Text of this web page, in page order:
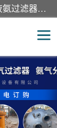
廊坊盛耀过滤设备有限公司主营产品：液氨过滤器、沼气过滤器、氨气分离器、二氧化碳过滤器、过滤器、液氨氨气过滤器、天然气过滤器、管道过滤器、*过滤器、液氨除油除水过滤器、氨气除油除水过滤器、焦炉煤气除焦油过滤器等。